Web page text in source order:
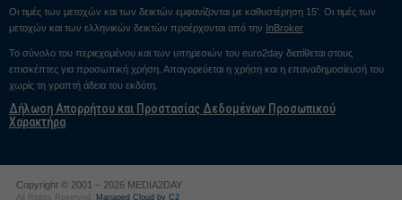
Οι τιμές των μετοχών και των δεικτών εμφανίζονται με καθυστέρηση 15’. Οι τιμές των
μετοχών και των ελληνικών δεικτών προέρχονται από την InBroker
Το σύνολο του περιεχομένου και των υπηρεσιών του euro2day διατίθεται στους
επισκέπτες για προσωπική χρήση. Απαγορεύεται η χρήση και η επαναδημοσίευσή του
χωρίς τη γραπτή άδεια του εκδότη.
Δήλωση Απορρήτου και Προστασίας Δεδομένων Προσωπικού
Χαρακτήρα
Copyright © 2001 – 2026 MEDIA2DAY
All Rights Reserved. Managed Cloud by C2